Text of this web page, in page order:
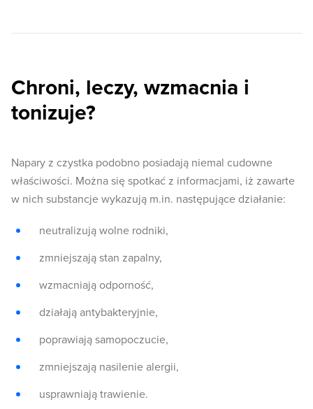
Chroni, leczy, wzmacnia i
tonizuje?
Napary z czystka podobno posiadają niemal cudowne
właściwości. Można się spotkać z informacjami, iż zawarte
w nich substancje wykazują m.in. następujące działanie:
neutralizują wolne rodniki,
zmniejszają stan zapalny,
wzmacniają odporność,
działają antybakteryjnie,
poprawiają samopoczucie,
zmniejszają nasilenie alergii,
usprawniają trawienie.